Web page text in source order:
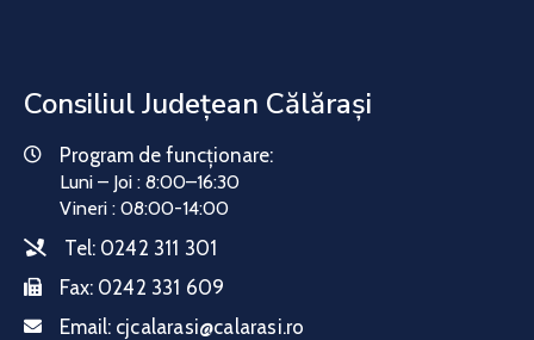
Consiliul Județean Călărași
Program de funcționare:
Luni – Joi : 8:00–16:30
Vineri : 08:00-14:00
Tel: 0242 311 301
Fax: 0242 331 609
Email: cjcalarasi@calarasi.ro